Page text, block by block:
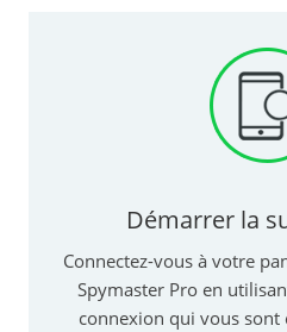
Démarrer la
Connectez-vous à votre
Spymaster Pro en
connexion qui vous sont